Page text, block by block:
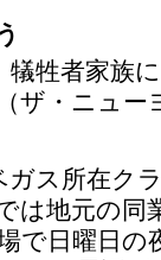
犠牲者家族
ザ・ニュ
ガス所在ク
は地元の同
で日曜日の